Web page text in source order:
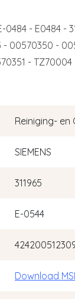
0484 - E0484 -
- 00570350 -
- TZ70004
Reiniging-
SIEMENS
311965
E-0544
Download